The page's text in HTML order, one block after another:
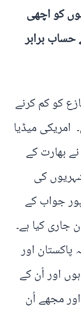
کو اچھی
برابر
کو کم کرنے
میڈیا
بھارت کے
کی
جواب کے
جاری کیا ہے۔
پاکستان اور
اور اُن کے
مجھے اُن